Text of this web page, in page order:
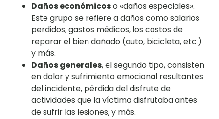
Daños económicoso «daños especiales».
Este grupo se refiere a daños como salarios
perdidos, gastos médicos, los costos de
reparar el bien dañado (auto, bicicleta, etc.)
y más.
Daños generales, el segundo tipo, consisten
en dolor y sufrimiento emocional resultantes
del incidente, pérdida del disfrute de
actividades que la víctima disfrutaba antes
de sufrir las lesiones, y más.